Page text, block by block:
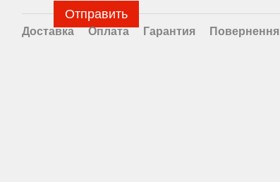
Отправить
Доставка Оплата Гарантия Повернення